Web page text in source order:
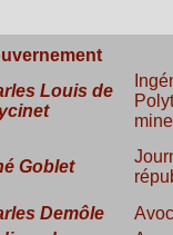
Louis de
Goblet
Demôle